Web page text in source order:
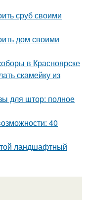
сруб своими
дом своими
в Красноярске
скамейку из
для штор: полное
40
ландшафтный